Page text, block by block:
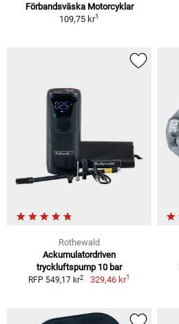
Förbandsväska Motorcyklar
109,75 kr1
Rothewald
Ackumulatordriven
tryckluftspump 10 bar
RFP 549,17 kr2 329,46 kr1